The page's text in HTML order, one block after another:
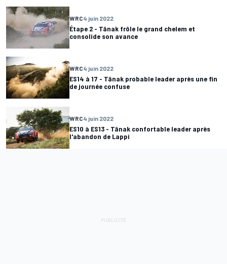
WRC4 juin 2022
Étape 2 - Tänak frôle le grand chelem et
consolide son avance
WRC4 juin 2022
ES14 à 17 - Tänak probable leader après une fin
de journée confuse
WRC4 juin 2022
ES10 à ES13 - Tänak confortable leader après
l'abandon de Lappi